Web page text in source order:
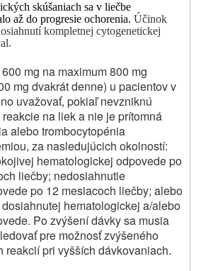
skúšaniach sa v liečbe
až do progresie ochorenia. Účinok
kompletnej cytogenetickej
mg na maximum 800 mg
mg dvakrát denne) u pacientov v
uvažovať, pokiaľ nevzniknú
na liek a nie je prítomná
alebo trombocytopénia
za nasledujúcich okolností:
hematologickej odpovede po
liečby; nedosiahnutie
po 12 mesiacoch liečby; alebo
hematologickej a/alebo
Po zvýšení dávky sa musia
pre možnosť zvýšeného
reakcií pri vyšších dávkovaniach.